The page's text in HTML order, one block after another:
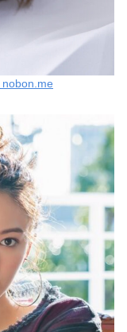
nobon.me